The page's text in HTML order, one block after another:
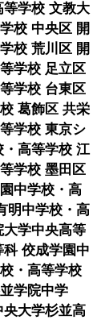
学校 文教大
校 中央区 開
校 荒川区 開
学校 足立区
学校 台東区
葛飾区 共栄
学校 東京シ
・高等学校 江
学校 墨田区
中学校・高
明中学校・高
学中央高等
佼成学園中
・高等学校
学院中学
大学杉並高